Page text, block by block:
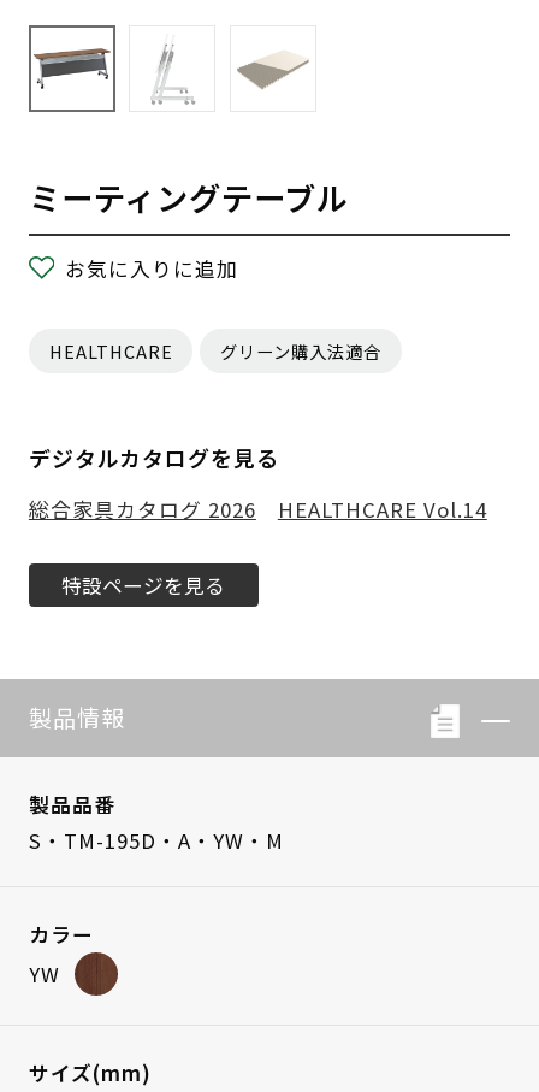
ミーティングテーブル
お気に入りに追加
HEALTHCARE グリーン購入法適合
デジタルカタログを見る
総合家具カタログ 2026 HEALTHCARE Vol.14
特設ページを見る
製品情報
製品品番
S・TM-195D・A・YW・M
カラー
YW
サイズ(mm)